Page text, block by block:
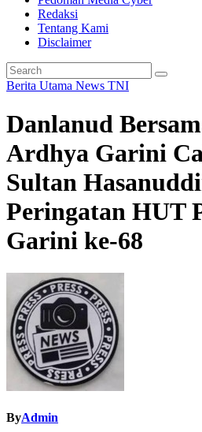
Redaksi
Tentang Kami
Disclaimer
Berita Utama News TNI
Danlanud
Ardhya Garini
Sultan
Peringatan HUT
Garini ke-68
ByAdmin